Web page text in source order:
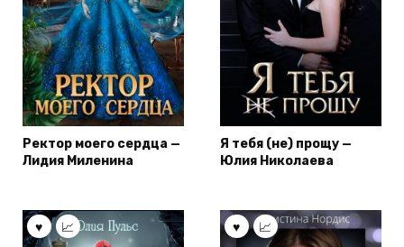
Ректор моего сердца —
Лидия Миленина
Я тебя (не) прощу —
Юлия Николаева